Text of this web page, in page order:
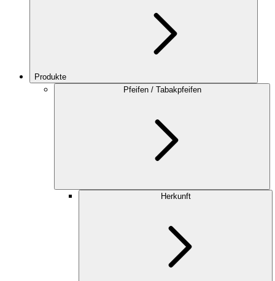
Produkte
Pfeifen / Tabakpfeifen
Herkunft